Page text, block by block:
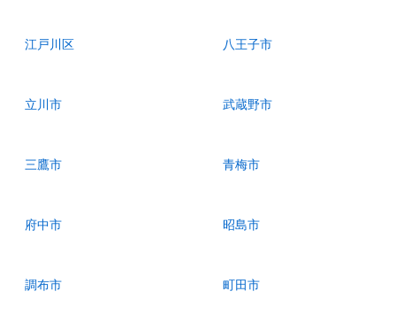
江戸川区 八王子市
立川市 武蔵野市
三鷹市 青梅市
府中市 昭島市
調布市 町田市